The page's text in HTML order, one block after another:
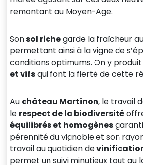
remontant au Moyen-Age.
Sonsol richegarde la fraîcheur
permettant ainsi à la vigne de
conditions optimums. On y produit
et vifsqui font la fierté de cette
Au château Martinon, le travail
le respect de la biodiversité
équilibrés et homogènes
pérennité du vignoble et son
travail au quotidien de
permet un suivi minutieux tout au